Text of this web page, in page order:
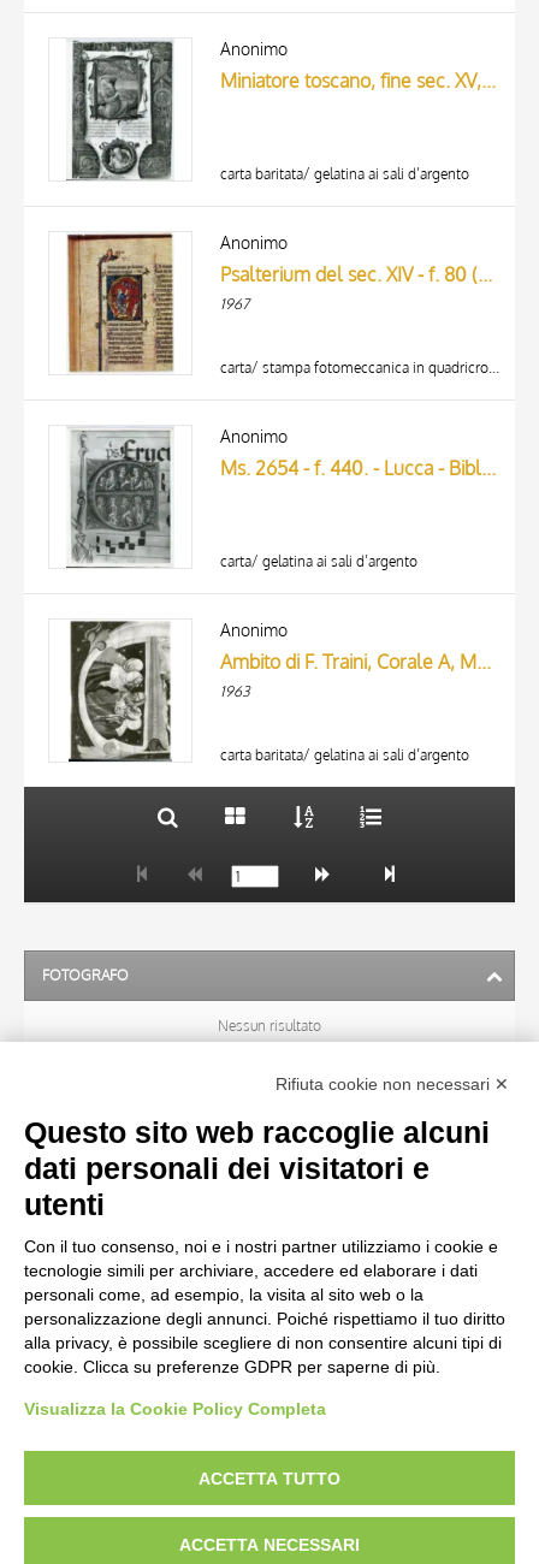
Anonimo
Miniatore toscano, fine sec. XV, Davide
carta baritata/ gelatina ai sali d’argento
Anonimo
Psalterium del sec. XIV - f. 80 (part.) - Napoli, Biblioteca Nazionale, Ms. I B 50.
1967
carta/ stampa fotomeccanica in quadricromia
Anonimo
Ms. 2654 - f. 440. - Lucca - Bibl. Governativa
carta/ gelatina ai sali d’argento
Anonimo
Ambito di F. Traini, Corale A, Museo Naz. S. Matteo, Pisa (part.)
1963
carta baritata/ gelatina ai sali d’argento
TITOLO
ARTISTA
20 RISULTATI
FOTOGRAFO
Nessun risultato
TITOLO
MATERIA E TECNICA
CRONOLOGIA
diritto d’autore, legge 22 aprile 1941 n. 633. I diritti degli autori, degli artisti e
dei fotografi che hanno realizzato le opere e le immagini, degli enti e delle
istituzioni che ne sono proprietari, sono riservati. Si vieta quindi la
Rifiuta cookie non necessari ✕
Questo sito web raccoglie alcuni
dati personali dei visitatori e
utenti
Con il tuo consenso, noi e i nostri partner utilizziamo i cookie e
tecnologie simili per archiviare, accedere ed elaborare i dati
personali come, ad esempio, la visita al sito web o la
personalizzazione degli annunci. Poiché rispettiamo il tuo diritto
alla privacy, è possibile scegliere di non consentire alcuni tipi di
cookie. Clicca su preferenze GDPR per saperne di più.
Visualizza la Cookie Policy Completa
ACCETTA TUTTO
ACCETTA NECESSARI